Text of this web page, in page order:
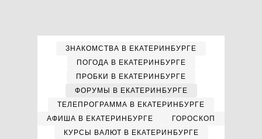
ЗНАКОМСТВА В ЕКАТЕРИНБУРГЕ
ПОГОДА В ЕКАТЕРИНБУРГЕ
ПРОБКИ В ЕКАТЕРИНБУРГЕ
ФОРУМЫ В ЕКАТЕРИНБУРГЕ
ТЕЛЕПРОГРАММА В ЕКАТЕРИНБУРГЕ
АФИША В ЕКАТЕРИНБУРГЕ
ГОРОСКОП
КУРСЫ ВАЛЮТ В ЕКАТЕРИНБУРГЕ